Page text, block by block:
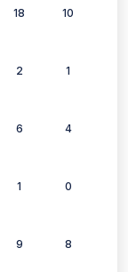
18 10
2 1
6 4
1 0
9 8